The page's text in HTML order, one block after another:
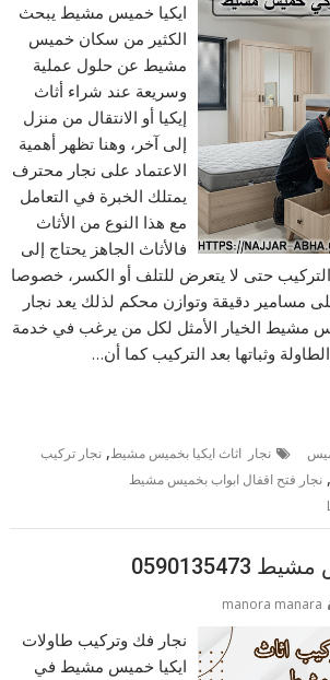
ايكيا خميس مشيط يبحث
الكثير من سكان خميس
مشيط عن حلول عملية
وسريعة عند شراء أثاث
إيكيا أو الانتقال من منزل
إلى آخر، وهنا تظهر أهمية
الاعتماد على نجار محترف
يمتلك الخبرة في التعامل
مع هذا النوع من الأثاث
فالأثاث الجاهز يحتاج إلى
حتى لا يتعرض للتلف أو الكسر، خصوصا
مسامير دقيقة وتوازن محكم لذلك يعد نجار
مشيط الخيار الأمثل لكل من يرغب في خدمة
وثباتها بعد التركيب كما أن…
نجار اثاث ايكيا بخميس مشيط,نجار تركيب
,نجار فتح اقفال ابواب بخميس مشيط
manora manara
نجار فك وتركيب طاولات
ايكيا خميس مشيط في